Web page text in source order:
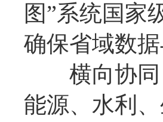
图”系统国家
确保省域数
横向协同
能源、水利